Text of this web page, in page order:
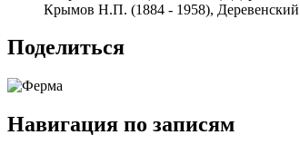
Крымов Н.П. (1884 - 1958),
Поделиться
Навигация по записям